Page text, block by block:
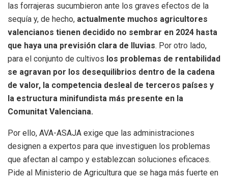
las forrajeras sucumbieron ante los graves efectos de la
sequía y, de hecho, actualmente muchos agricultores
valencianos tienen decidido no sembrar en 2024 hasta
que haya una previsión clara de lluvias. Por otro lado,
para el conjunto de cultivos los problemas de rentabilidad
se agravan por los desequilibrios dentro de la cadena
de valor, la competencia desleal de terceros países y
la estructura minifundista más presente en la
Comunitat Valenciana.
Por ello, AVA-ASAJA exige que las administraciones
designen a expertos para que investiguen los problemas
que afectan al campo y establezcan soluciones eficaces.
Pide al Ministerio de Agricultura que se haga más fuerte en